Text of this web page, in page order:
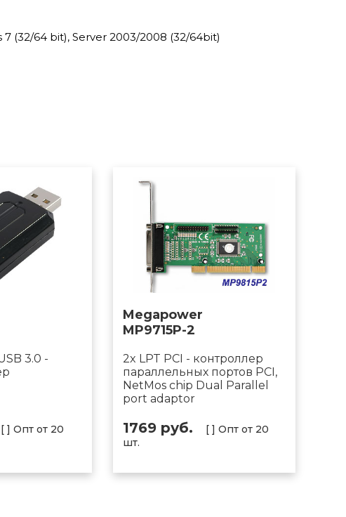
(32/64 bit), Server 2003/2008 (32/64bit)
3.0 -
[ ] Опт от 20
Megapower
MP9715P-2
2x LPT PCI - контроллер
параллельных портов PCI,
NetMos chip Dual Parallel
port adaptor
1769 руб.
[ ] Опт от 20
шт.